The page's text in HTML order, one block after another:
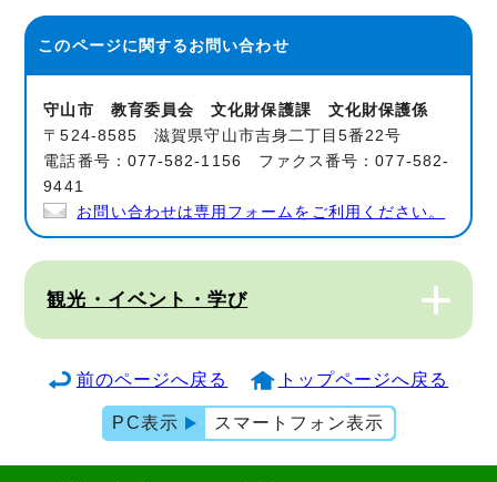
このページに関するお問い合わせ
守山市 教育委員会 文化財保護課 文化財保護係
〒524-8585 滋賀県守山市吉身二丁目5番22号
電話番号：077-582-1156 ファクス番号：077-582-
9441
お問い合わせは専用フォームをご利用ください。
観光・イベント・学び
前のページへ戻る トップページへ戻る
PC表示 スマートフォン表示